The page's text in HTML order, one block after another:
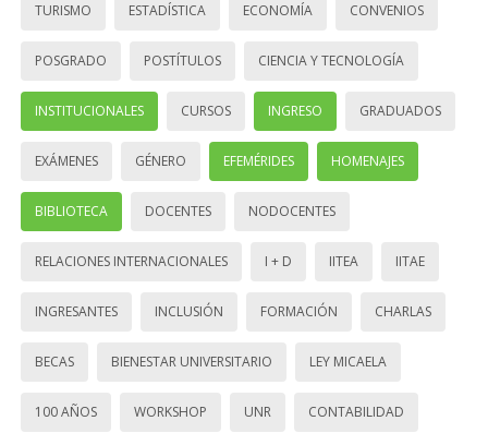
TURISMO ESTADÍSTICA ECONOMÍA CONVENIOS
POSGRADO POSTÍTULOS CIENCIA Y TECNOLOGÍA
INSTITUCIONALES CURSOS INGRESO GRADUADOS
EXÁMENES GÉNERO EFEMÉRIDES HOMENAJES
BIBLIOTECA DOCENTES NODOCENTES
RELACIONES INTERNACIONALES I + D IITEA IITAE
INGRESANTES INCLUSIÓN FORMACIÓN CHARLAS
BECAS BIENESTAR UNIVERSITARIO LEY MICAELA
100 AÑOS WORKSHOP UNR CONTABILIDAD